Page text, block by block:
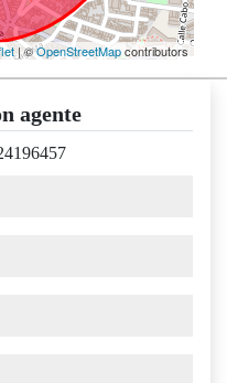
| ©OpenStreetMapcontributors
agente